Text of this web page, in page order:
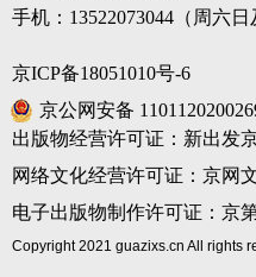
手机： 13522073044（周六
京ICP备18051010号-6
京公网安备
出版物经营许可证：新出发
网络文化经营许可证：京网
电子出版物制作许可证：京
Copyright 2021 guazixs.cn All rights